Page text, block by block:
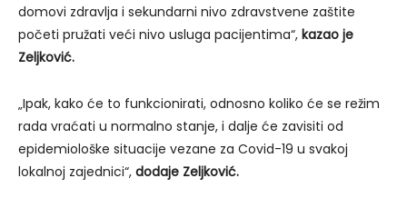
domovi zdravlja i sekundarni nivo zdravstvene zaštite
početi pružati veći nivo usluga pacijentima“, kazao je
Zeljković.
„Ipak, kako će to funkcionirati, odnosno koliko će se režim
rada vraćati u normalno stanje, i dalje će zavisiti od
epidemiološke situacije vezane za Covid-19 u svakoj
lokalnoj zajednici“, dodaje Zeljković.